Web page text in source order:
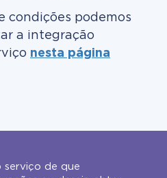
condições podemos
a integração
nesta página
serviço de que